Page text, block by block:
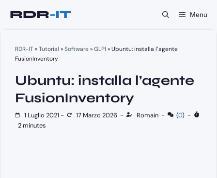
Menu
RDR-IT»Tutorial »Software»GLPI »Ubuntu: installa l’agente
FusionInventory
Ubuntu: installa l’agente
FusionInventory
1 Luglio 2021 - 17 Marzo 2026 - Romain - (0) -
2 minutes